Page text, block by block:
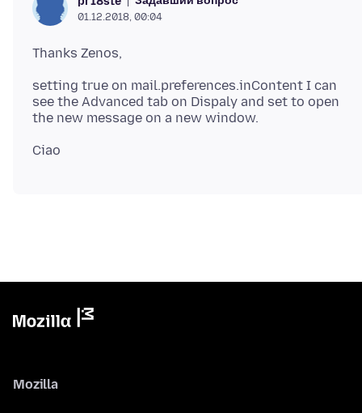
01.12.2018, 00:04
setting true on mail.preferences.inContent I can
see the Advanced tab on Dispaly and set to open
Mozilla